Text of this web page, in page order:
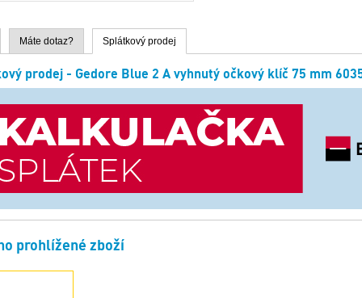
Máte dotaz? Splátkový prodej
prodej - Gedore Blue 2 A vyhnutý očkový klíč 75 mm
prohlížené zboží